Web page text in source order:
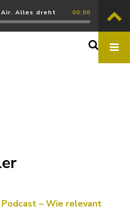
Alles dreht 00:00
– Wie relevant